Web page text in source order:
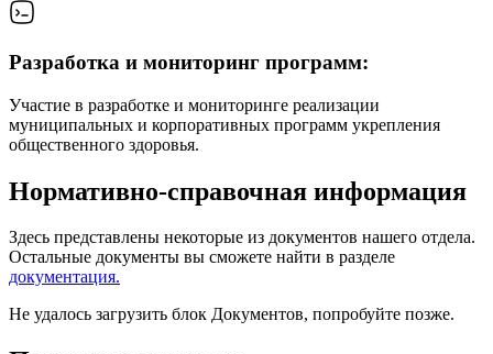
Разработка и мониторинг программ:
Участие в разработке и мониторинге реализации
муниципальных и корпоративных программ укрепления
общественного здоровья.
Нормативно-справочная информация
Здесь представлены некоторые из документов нашего отдела.
Остальные документы вы сможете найти в разделе
документация.
Не удалось загрузить блок Документов, попробуйте позже.